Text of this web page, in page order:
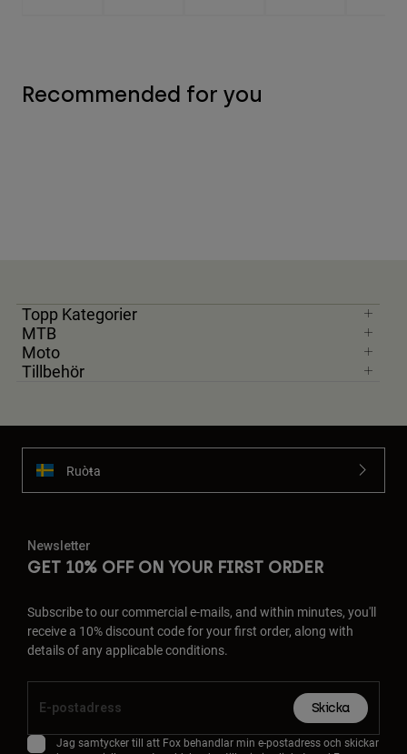
Recommended for you
Topp Kategorier
MTB
Moto
Tillbehör
Ruoŧŧa
Newsletter
GET 10% OFF ON YOUR FIRST ORDER
Subscribe to our commercial e-mails, and within minutes, you'll
receive a 10% discount code for your first order, along with
details of any applicable conditions.
Skicka
Jag samtycker till att Fox behandlar min e-postadress och skickar